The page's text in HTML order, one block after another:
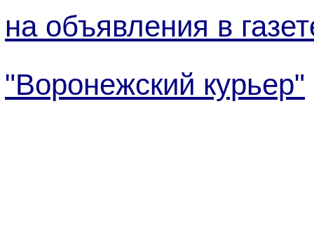
на объявления в
"Воронежский курьер"